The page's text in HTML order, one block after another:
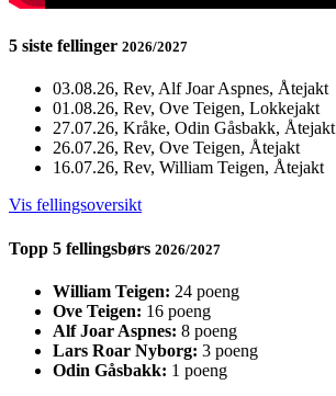
5 siste fellinger 2026/2027
03.08.26, Rev, Alf Joar Aspnes, Åtejakt
01.08.26, Rev, Ove Teigen, Lokkejakt
27.07.26, Kråke, Odin Gåsbakk, Åtejakt
26.07.26, Rev, Ove Teigen, Åtejakt
16.07.26, Rev, William Teigen, Åtejakt
Vis fellingsoversikt
Topp 5 fellingsbørs 2026/2027
William Teigen: 24 poeng
Ove Teigen: 16 poeng
Alf Joar Aspnes: 8 poeng
Lars Roar Nyborg: 3 poeng
Odin Gåsbakk: 1 poeng